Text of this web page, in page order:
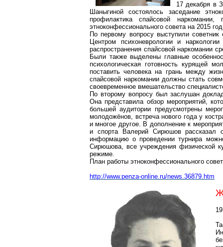
17 декабря в
Шаныгиной состоялось заседание
профилактика спайсовой
этноконфессионального совета на 2015
По первому вопросу выступили
Центром психоневрологии и
распространения спайсовой наркомании
Были также выделены главные
психологическая готовность курящей
поставить человека на грань между
спайсовой наркомании должны стать
своевременное вмешательство
По второму вопросу был заслушан
Она представила обзор мероприятий,
большей аудитории предусмотрены
молодожёнов, встреча нового года у
и многое другое. В дополнение к
и спорта Валерий Сирюшов рассказал
информацию о проведении турнира
Сирюшова, все учреждения физической
режиме.
План работы этноконфессионального
http://www.penza-online.ru/news.36879.htm